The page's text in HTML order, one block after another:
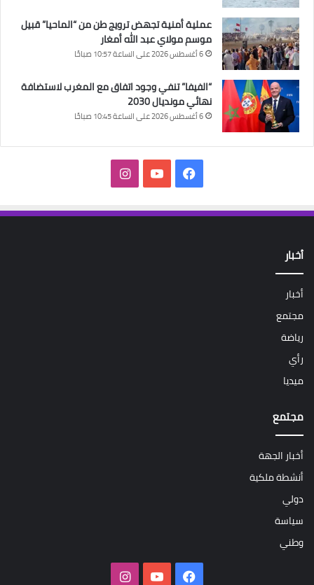
عملية أمنية تجهض ترويج طن من “الماحيا” قبيل
موسم مولاي عبد الله أمغار
6 أغسطس 2026 على الساعة 10:57 صباحًا
“الفيفا” تنفي وجود اتفاق مع المغرب لاستضافة
نهائي مونديال 2030
6 أغسطس 2026 على الساعة 10:45 صباحًا
فيسبوك‫YouTubeانستقرام
أخبار
أخبار
مجتمع
رياضة
رأي
ميديا
مجتمع
أخبار الجهة
أنشطة ملكية
دولي
سياسة
وطني
فيسبوك‫YouTubeانستقرام